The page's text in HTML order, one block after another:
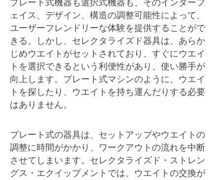
プレート式機器も選択式機器も、そのインターフ
ェイス、デザイン、構造の調整可能性によって、
ユーザーフレンドリーな体験を提供することがで
きる。しかし、セレクタライズド器具は、あらか
じめウエイトがセットされており、すぐにウエイ
トを選択できるという利便性があり、使い勝手が
向上します。プレート式マシンのように、ウエイ
トを探したり、ウエイトを持ち運んだりする必要
はありません。
プレート式の器具は、セットアップやウエイトの
調整に時間がかかり、ワークアウトの流れを中断
させてしまいます。セレクタライズド・ストレン
グス・エクイップメントでは、ウエイトの交換が